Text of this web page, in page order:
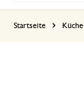
Startseite Küche